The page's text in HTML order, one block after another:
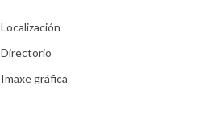
Localización
Directorio
Imaxe gráfica